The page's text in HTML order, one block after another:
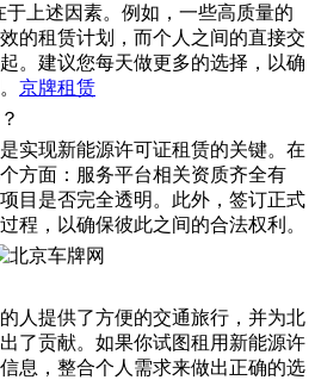
上述因素。例如，一些高质量的
的租赁计划，而个人之间的直接交
。建议您每天做更多的选择，以确
京牌租赁
实现新能源许可证租赁的关键。在
方面：服务平台相关资质齐全有
目是否完全透明。此外，签订正式
程，以确保彼此之间的合法权利。
人提供了方便的交通旅行，并为北
了贡献。如果你试图租用新能源许
息，整合个人需求来做出正确的选